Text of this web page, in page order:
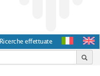
Ricerche effettuate